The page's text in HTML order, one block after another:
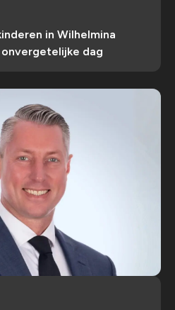
in Wilhelmina
dag